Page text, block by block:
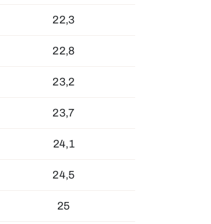
22,3
22,8
23,2
23,7
24,1
24,5
25